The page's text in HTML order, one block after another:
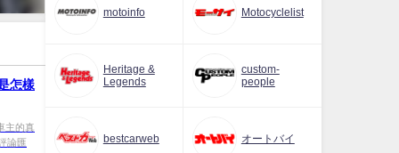
怎樣
主的真
論匯
motoinfo Motocyclelist
Heritage &
Legends
custom-
people
bestcarweb オートバイ